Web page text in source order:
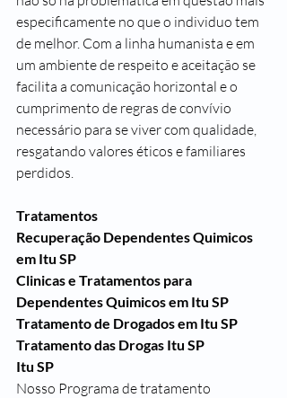
especificamente no que o individuo tem
de melhor. Com a linha humanista e em
um ambiente de respeito e aceitação se
facilita a comunicação horizontal e o
cumprimento de regras de convívio
necessário para se viver com qualidade,
resgatando valores éticos e familiares
perdidos.
Tratamentos
Recuperação Dependentes Quimicos
em Itu SP
Clinicas e Tratamentos para
Dependentes Quimicos em Itu SP
Tratamento de Drogados em Itu SP
Tratamento das Drogas Itu SP
Itu SP
Nosso Programa de tratamento